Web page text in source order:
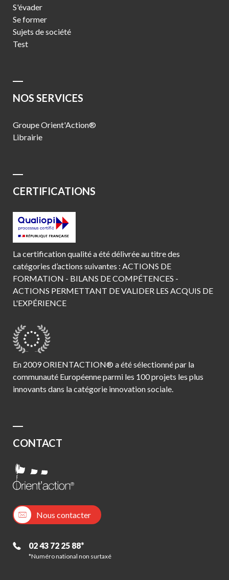
S'évader
Se former
Sujets de société
Test
NOS SERVICES
Groupe Orient'Action®
Librairie
CERTIFICATIONS
La certification qualité a été délivrée au titre des
catégories d’actions suivantes : ACTIONS DE
FORMATION - BILANS DE COMPÉTENCES -
ACTIONS PERMETTANT DE VALIDER LES ACQUIS DE
L'EXPÉRIENCE
En 2009 ORIENTACTION® a été sélectionné par la
communauté Européenne parmi les 100 projets les plus
innovants dans la catégorie innovation sociale.
CONTACT
Nous contacter
02 43 72 25 88*
*Numéro national non surtaxé